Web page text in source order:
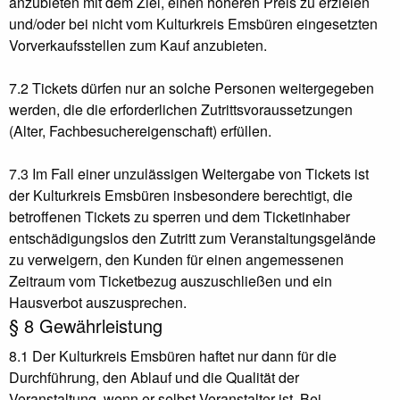
und/oder bei nicht vom Kulturkreis Emsbüren eingesetzten
Vorverkaufsstellen zum Kauf anzubieten.
7.2 Tickets dürfen nur an solche Personen weitergegeben
werden, die die erforderlichen Zutrittsvoraussetzungen
(Alter, Fachbesuchereigenschaft) erfüllen.
7.3 Im Fall einer unzulässigen Weitergabe von Tickets ist
der Kulturkreis Emsbüren insbesondere berechtigt, die
betroffenen Tickets zu sperren und dem Ticketinhaber
entschädigungslos den Zutritt zum Veranstaltungsgelände
zu verweigern, den Kunden für einen angemessenen
Zeitraum vom Ticketbezug auszuschließen und ein
Hausverbot auszusprechen.
§ 8 Gewährleistung
8.1 Der Kulturkreis Emsbüren haftet nur dann für die
Durchführung, den Ablauf und die Qualität der